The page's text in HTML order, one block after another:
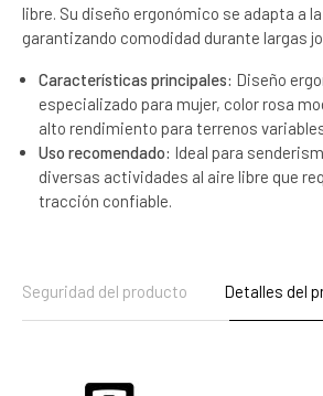
libre. Su diseño ergonómico se adapta a
garantizando comodidad durante largas
Características principales: Diseño
especializado para mujer, color rosa
alto rendimiento para terrenos
Uso recomendado: Ideal para
diversas actividades al aire libre que
tracción confiable.
Seguridad del producto Detalles del